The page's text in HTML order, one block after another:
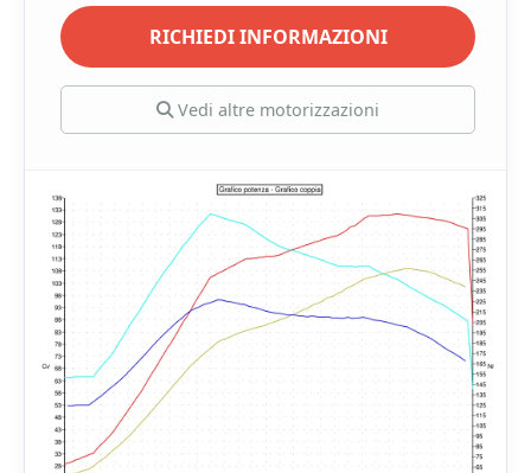
RICHIEDI INFORMAZIONI
Vedi altre motorizzazioni